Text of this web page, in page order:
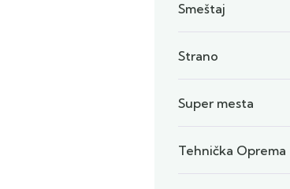
Smeštaj
Strano
Super mesta
Tehnička Oprema